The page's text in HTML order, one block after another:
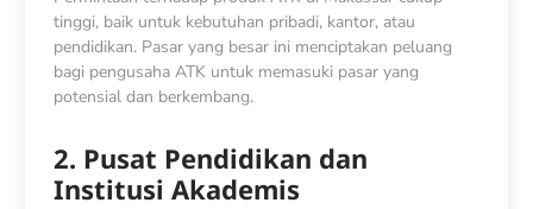
tinggi, baik untuk kebutuhan pribadi, kantor, atau
pendidikan. Pasar yang besar ini menciptakan peluang
bagi pengusaha ATK untuk memasuki pasar yang
potensial dan berkembang.
2. Pusat Pendidikan dan
Institusi Akademis